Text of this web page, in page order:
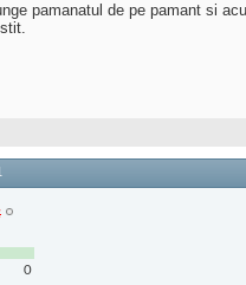
pamanatul de pe pamant si
0